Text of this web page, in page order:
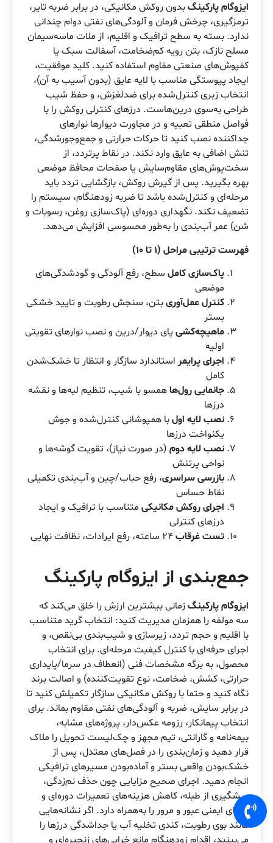
ایزوگام پارکینگبدون روکش مکانیکی، در برابر ضربه تایر،
ترمزگیری، چرخش فرمان و آلودگی‌های نفتی دوام چندانی
ندارد. بسته به سطح ترافیک و اقلیم، از ملات ماسه‌سیمان
مسلح نازک، بتن رویه کم‌ضخامت، آسفالت سبک یا
کفپوش‌های صنعتی مقاوم استفاده کنید. کلید موفقیت،
ایجاد پیوستگی مناسب با لایه عایق (بدون آسیب به آن)،
انتخاب زبری کنترل‌شده برای ضدلغزش، و حفظ شیب
طراحی به‌سوی درین‌هاست. درزهای کنترلی روکش را با
فواصل منطقی تعبیه و در مجاورت دیوارها نوارهای
جداکننده نصب کنید تا حرکات حرارتی و جمع‌وجورشدگی،
تنش اضافی به عایق وارد نکند. در نقاط پرتردد، از
سخت‌پوش‌های مقاوم‌سایش یا صفحات محافظ موضعی
بهره بگیرید. پس از گیرش روکش، بازگشایی تردد باید
مرحله‌ای و کنترل‌شده باشد تا ضربه زودهنگام، سیستم را
تضعیف نکند. نگهداری دوره‌ای (پاک‌سازی روغن، رسوبات و
شن) عمر آب‌بندی را به‌طور محسوسی افزایش می‌دهد.
فهرست ترتیبی مراحل (۱ تا ۱۰)
پاک‌سازی کامل سطح، رفع آلودگی و گودشدگی‌های
موضعی
کنترل عمل‌آوریبتن، سنجش رطوبت و تایید خشکی
بستر
ماهیچه‌کشی پای دیوار/درین و نصب نوارهای تقویتی
اولیه
اجرای پرایمر استاندارد سازگار و انتظار تا خشک‌شدن
کامل
جانمایی رول‌هاهمسو با شیب، تنظیم لبه‌ها و نقشه
درزها
نصب لایه اولبا همپوشانی کنترل‌شده و جوش
یکنواخت درزها
نصب لایه دوم (در صورت نیاز)، تقویت گوشه‌ها و
نواحی پرتنش
بازرسی سراسری، رفع حباب/چین و آب‌بندی تکمیلی
نقاط حساس
اجرای روکش مکانیکی متناسب با ترافیک و ایجاد
درزهای کنترلی
تست غرقاب
جمع‌بندی از ایزوگام پارکینگ
ایزوگام پارکینگزمانی بیشترین ارزش را خلق می‌کند که
سه مولفه را همزمان مدیریت کنید: انتخاب گرید متناسب
با اقلیم و حجم تردد، زیرسازی و شیب‌بندی بی‌نقص، و
اجرای حرفه‌ای با کنترل کیفیت مرحله‌ای. برای انتخاب
محصول، به برگه مشخصات فنی (انعطاف در سرما/پایداری
حرارتی، کشش، ضخامت، نوع تقویت‌کننده) و اصالت برند
نگاه کنید و حتما با روکش مکانیکی سازگار تکمیلش کنید تا
در برابر سایش، ضربه و آلودگی‌های نفتی مقاوم بماند. برای
انتخاب پیمانکار، رزومه عکس‌دار، پروژه‌های مشابه،
بیمه‌نامه و گارانتی، تیم مجهز و چک‌لیست تحویل را ملاک
قرار دهید و زمان‌بندی را در فصل‌های معتدل، پس از
خشک‌بودن واقعی بستر و آماده‌بودن مسیرهای ترافیکی
انجام دهید. اجرای صحیح مزایایی چون حذف نم‌زدگی،
پیشگیری از طبله، کاهش هزینه‌های تعمیرات دوره‌ای و
ارتقای ایمنی عبور و مرور را به‌همراه دارد. اگر نشانه‌هایی
مانند بوی رطوبت، کندی تخلیه آب یا جداشدگی درزها را
می‌بینید، اقدام زودهنگام مانع خرابی‌های زنجیره‌ای و